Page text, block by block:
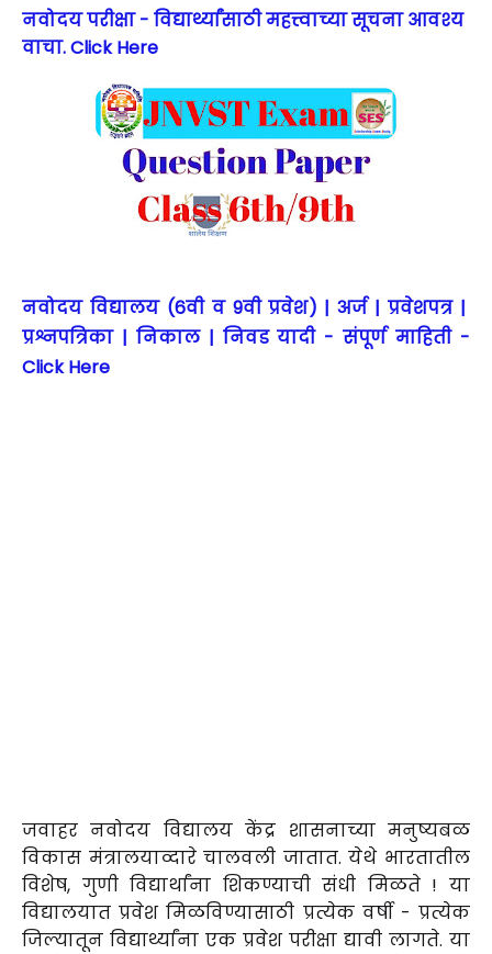
नवोदय परीक्षा - विद्यार्थ्यांसाठी महत्त्वाच्या सूचना आवश्य
वाचा. Click Here
नवोदय विद्यालय (6वी व 9वी प्रवेश) | अर्ज | प्रवेशपत्र |
प्रश्नपत्रिका | निकाल | निवड यादी - संपूर्ण माहिती -
Click Here
जवाहर नवोदय विद्यालय केंद्र शासनाच्या मनुष्यबळ
विकास मंत्रालयाव्दारे चालवली जातात. येथे भारतातील
विशेष, गुणी विद्यार्थांना शिकण्याची संधी मिळते ! या
विद्यालयात प्रवेश मिळविण्यासाठी प्रत्येक वर्षी - प्रत्येक
जिल्यातून विद्यार्थ्यांना एक प्रवेश परीक्षा द्यावी लागते. या